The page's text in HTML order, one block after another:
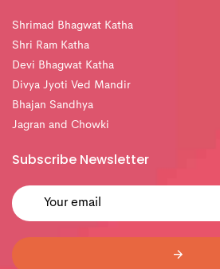
Shrimad Bhagwat Katha
Shri Ram Katha
Devi Bhagwat Katha
Divya Jyoti Ved Mandir
Bhajan Sandhya
Jagran and Chowki
Subscribe Newsletter